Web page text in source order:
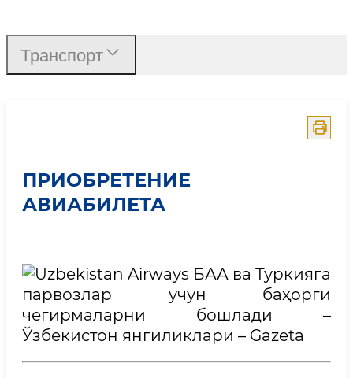
ПРИОБРЕТЕНИЕ
АВИАБИЛЕТА
Транспорт